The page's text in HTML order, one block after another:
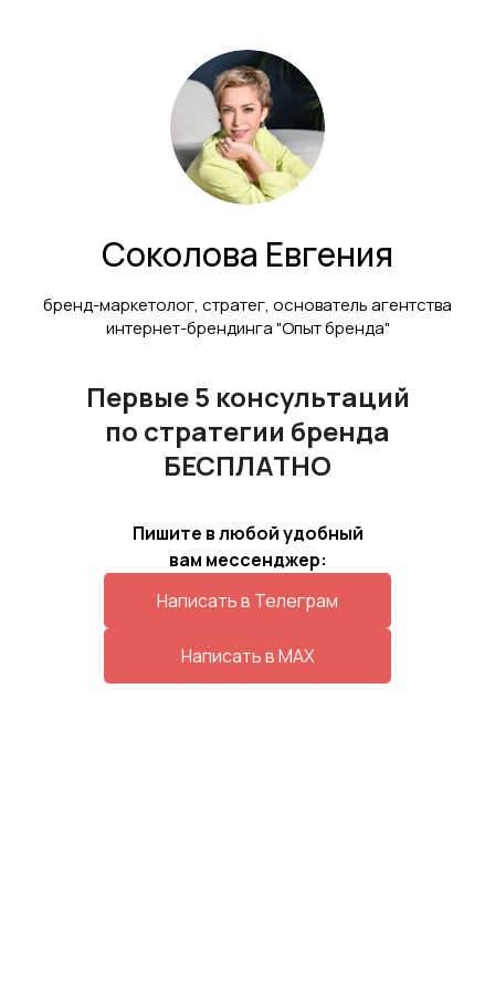
Соколова Евгения
бренд-маркетолог, стратег, основатель агентства
интернет-брендинга "Опыт бренда"
Первые 5 консультаций
по стратегии бренда
БЕСПЛАТНО
Пишите в любой удобный
вам мессенджер:
Написать в Телеграм
Написать в MAX